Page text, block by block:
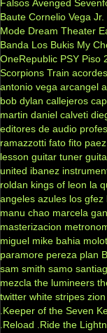
Falsos Avenged
Baute Cornelio Vega Jr.
Mode Dream Theater
Banda Los Bukis My
OneRepublic PSY Piso
Scorpions Train
antonio vega arcangel
bob dylan callejeros
martin daniel calveti
editores de audio
ramazzotti fato fito paez
lesson guitar tuner
united ibanez
roldan kings of leon la
angeles azules los gfez
manu chao marcela
masterizacion
miguel mike bahia
paramore pereza plan B
sam smith samo
mezcla the lumineers
twitter white stripes
.Keeper of the Seven
.Reload
.Ride the